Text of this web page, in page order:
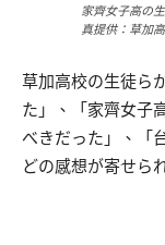
家齊女子高の
真提供：草加
草加高校の生徒ら
た」、「家齊女子
べきだった」、「
どの感想が寄せら